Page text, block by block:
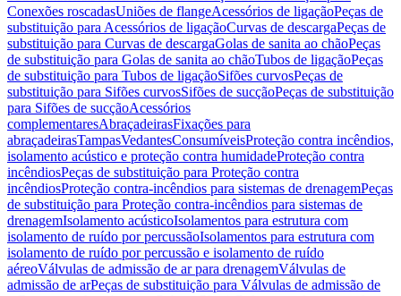
Conexões roscadasUniões de flangeAcessórios de ligaçãoPeças de
substituição para Acessórios de ligaçãoCurvas de descargaPeças de
substituição para Curvas de descargaGolas de sanita ao chãoPeças
de substituição para Golas de sanita ao chãoTubos de ligaçãoPeças
de substituição para Tubos de ligaçãoSifões curvosPeças de
substituição para Sifões curvosSifões de sucçãoPeças de substituição
para Sifões de sucçãoAcessórios
complementaresAbraçadeirasFixações para
abraçadeirasTampasVedantesConsumíveisProteção contra incêndios,
isolamento acústico e proteção contra humidadeProteção contra
incêndiosPeças de substituição para Proteção contra
incêndiosProteção contra-incêndios para sistemas de drenagemPeças
de substituição para Proteção contra-incêndios para sistemas de
drenagemIsolamento acústicoIsolamentos para estrutura com
isolamento de ruído por percussãoIsolamentos para estrutura com
isolamento de ruído por percussão e isolamento de ruído
aéreoVálvulas de admissão de ar para drenagemVálvulas de
admissão de arPeças de substituição para Válvulas de admissão de